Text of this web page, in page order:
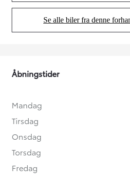
Se alle biler fra denne
(Opens in
Åbningstider
Mandag
Tirsdag
Onsdag
Torsdag
Fredag